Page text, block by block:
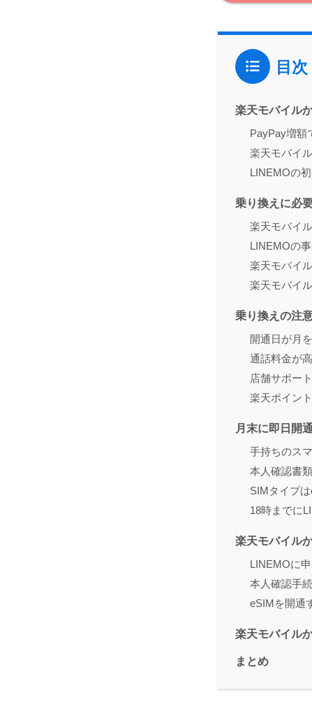
目次
楽天モバイル
PayPay増額
楽天モバイ
LINEMOの
乗り換えに必
楽天モバイ
LINEMOの
楽天モバイ
楽天モバイ
乗り換えの注
開通日が月
通話料金が
店舗サポー
楽天ポイン
月末に即日開
手持ちのス
本人確認書
SIMタイプ
18時までに
楽天モバイル
LINEMOに
本人確認手
eSIMを開通
楽天モバイル
まとめ